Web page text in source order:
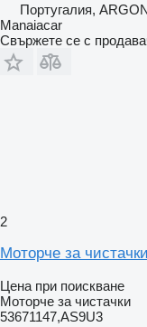
Португалия,
Manaiacar
Свържете се с
2
Моторче за
Цена при поискване
Моторче за чистачки
53671147,AS9U3